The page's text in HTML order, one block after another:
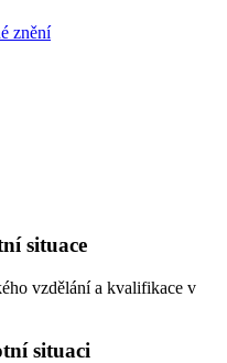
znění
situace
vzdělání a kvalifikace v
situaci